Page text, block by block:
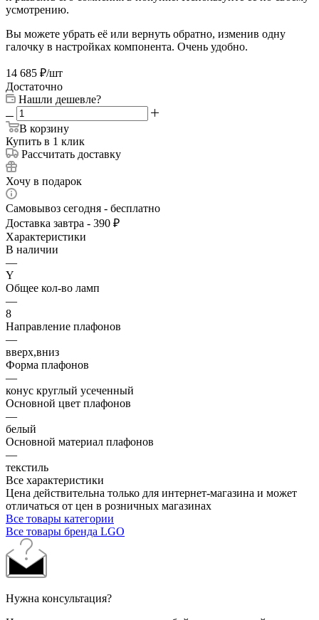
усмотрению.
Вы можете убрать её или вернуть обратно, изменив одну
галочку в настройках компонента. Очень удобно.
14 685 ₽/шт
Достаточно
Нашли дешевле?
В корзину
Купить в 1 клик
Рассчитать доставку
Хочу в подарок
Самовывоз сегодня - бесплатно
Доставка завтра - 390 ₽
Характеристики
В наличии
—
Y
Общее кол-во ламп
—
8
Направление плафонов
—
вверх,вниз
Форма плафонов
—
конус круглый усеченный
Основной цвет плафонов
—
белый
Основной материал плафонов
—
текстиль
Все характеристики
Цена действительна только для интернет-магазина и может
отличаться от цен в розничных магазинах
Все товары категории
Все товары бренда LGO
Нужна консультация?